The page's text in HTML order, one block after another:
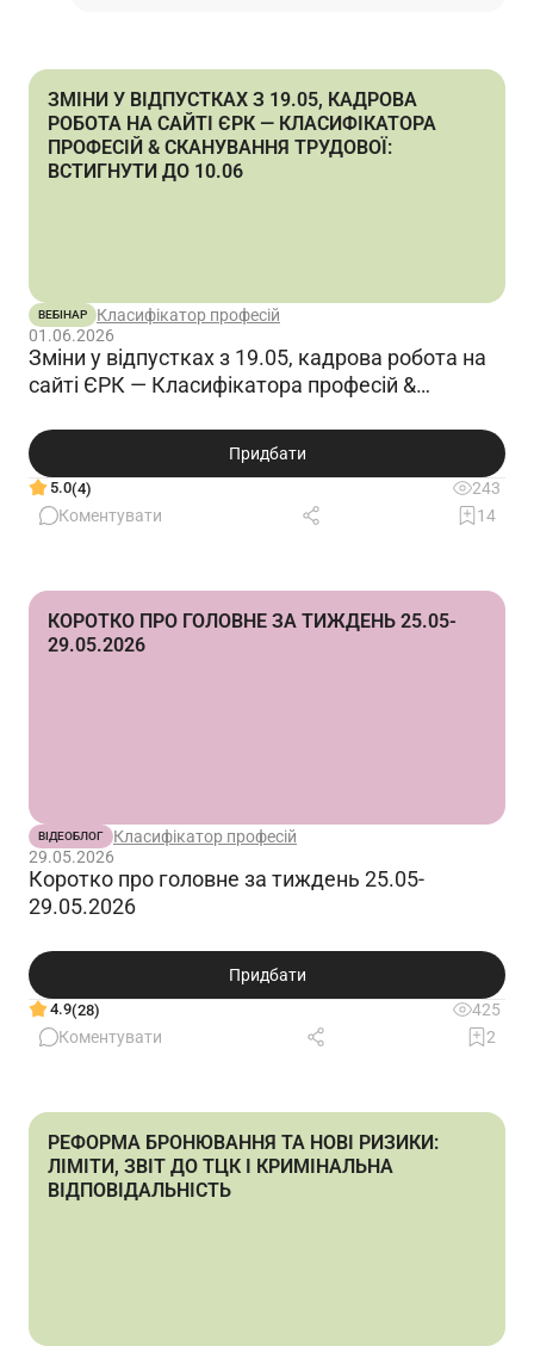
ЗМІНИ У ВІДПУСТКАХ З 19.05, КАДРОВА
РОБОТА НА САЙТІ ЄРК — КЛАСИФІКАТОРА
ПРОФЕСІЙ & СКАНУВАННЯ ТРУДОВОЇ:
ВСТИГНУТИ ДО 10.06
ВЕБІНАР
Класифікатор професій
01.06.2026
Зміни у відпустках з 19.05, кадрова робота на
сайті ЄРК — Класифікатора професій &
Придбати
5.0(4)
243
Коментувати
14
КОРОТКО ПРО ГОЛОВНЕ ЗА ТИЖДЕНЬ 25.05-
29.05.2026
ВІДЕОБЛОГ
Класифікатор професій
29.05.2026
Коротко про головне за тиждень 25.05-
29.05.2026
Придбати
4.9(28)
425
Коментувати
2
РЕФОРМА БРОНЮВАННЯ ТА НОВІ РИЗИКИ:
ЛІМІТИ, ЗВІТ ДО ТЦК І КРИМІНАЛЬНА
ВІДПОВІДАЛЬНІСТЬ